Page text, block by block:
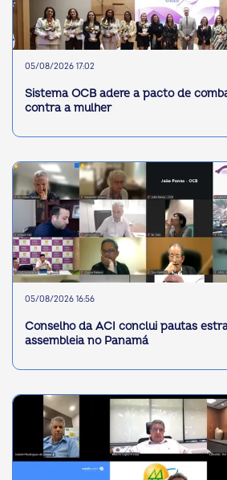
05/08/2026 17:02
Sistema OCB adere a pacto de
contra a mulher
05/08/2026 16:56
Conselho da ACI conclui pautas
assembleia no Panamá